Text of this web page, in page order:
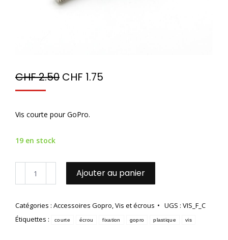
CHF2.50 CHF 1.75
Vis courte pour GoPro.
19 en stock
fixation
courte
Ajouter au panier
Catégories : Accessoires Gopro,Vis et écrous UGS : VIS_F_C
Étiquettes :
courte écrou fixation gopro plastique vis